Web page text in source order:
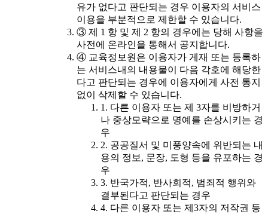
유가 없다고 판단되는 경우 이용자의 서비스
이용을 부분적으로 제한할 수 있습니다.
③ 제 1 항 및 제 2 항의 경우에는 당해 사항을
사전에 온라인을 통해서 공지합니다.
④ 교육정보원은 이용자가 게재 또는 등록하
는 서비스내의 내용물이 다음 각호에 해당한
다고 판단되는 경우에 이용자에게 사전 통지
없이 삭제할 수 있습니다.
1. 다른 이용자 또는 제 3자를 비방하거
나 중상모략으로 명예를 손상시키는 경
우
2. 공공질서 및 미풍양속에 위반되는 내
용의 정보, 문장, 도형 등을 유포하는 경
우
3. 반국가적, 반사회적, 범죄적 행위와
결부된다고 판단되는 경우
4. 다른 이용자 또는 제3자의 저작권 등